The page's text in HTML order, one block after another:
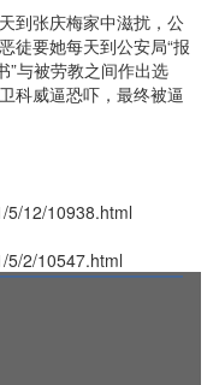
到张庆梅家中滋扰，公
徒要她每天到公安局“报
”与被劳教之间作出选
科威逼恐吓，最终被逼
5/12/10938.html
5/2/10547.html